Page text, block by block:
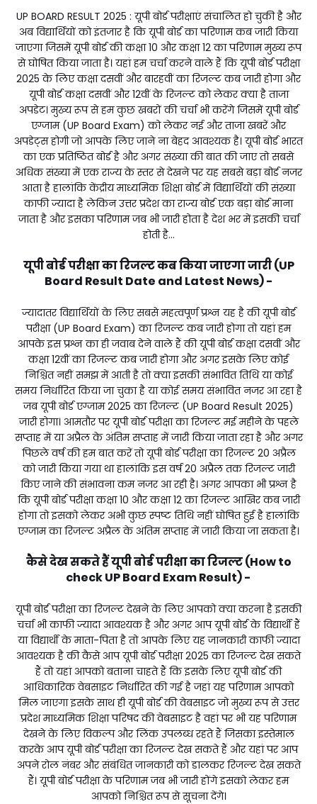
UP BOARD RESULT 2025 : यूपी बोर्ड परीक्षाएं संचालित हो चुकी है और
अब विद्यार्थियों को इंतजार है कि यूपी बोर्ड का परिणाम कब जारी किया
जाएगा जिसमें यूपी बोर्ड की कक्षा 10 और कक्षा 12 का परिणाम मुख्य रूप
से घोषित किया जाता है। यहां हम चर्चा करने वाले हैं कि यूपी बोर्ड परीक्षा
2025 के लिए कक्षा दसवीं और बारहवीं का रिजल्ट कब जारी होगा और
यूपी बोर्ड कक्षा दसवीं और 12वीं के रिजल्ट को लेकर क्या है ताजा
अपडेट। मुख्य रूप से हम कुछ खबरों की चर्चा भी करेंगे जिसमें यूपी बोर्ड
एग्जाम (UP Board Exam) को लेकर नई और ताजा खबरें और
अपडेट्स होगी जो आपके लिए जाने ना बेहद आवश्यक है। यूपी बोर्ड भारत
का एक प्रतिष्ठित बोर्ड है और अगर संख्या की बात की जाए तो सबसे
अधिक संख्या में एक राज्य के स्तर से देखने पर यह सबसे बड़ा बोर्ड नजर
आता है हालांकि केंद्रीय माध्यमिक शिक्षा बोर्ड में विद्यार्थियों की संख्या
काफी ज्यादा है लेकिन उत्तर प्रदेश का राज्य बोर्ड एक बड़ा बोर्ड माना
जाता है और इसका परिणाम जब भी जारी होता है देश भर में इसकी चर्चा
होती है...
यूपी बोर्ड परीक्षा का रिजल्ट कब किया जाएगा जारी (UP
Board Result Date and Latest News) -
ज्यादातर विद्यार्थियों के लिए सबसे महत्वपूर्ण प्रश्न यह है की यूपी बोर्ड
परीक्षा (UP Board Exam) का रिजल्ट कब जारी होगा तो यहां हम
आपके इस प्रश्न का ही जवाब देने वाले हैं की यूपी बोर्ड कक्षा दसवीं और
कक्षा 12वीं का रिजल्ट कब जारी होगा और अगर इसके लिए कोई
निश्चित नहीं समझ में आती है तो क्या इसकी संभावित तिथि या कोई
समय निर्धारित किया जा चुका है या कोई समय संभावित नजर आ रहा है
जब यूपी बोर्ड एग्जाम 2025 का रिजल्ट (UP Board Result 2025)
जारी होगा। आमतौर पर यूपी बोर्ड परीक्षा का रिजल्ट मई महीने के पहले
सप्ताह में या अप्रैल के अंतिम सप्ताह में जारी किया जाता रहा है और अगर
पिछले वर्ष की हम बात करें तो यूपी बोर्ड परीक्षा का रिजल्ट 20 अप्रैल
को जारी किया गया था हालांकि इस वर्ष 20 अप्रैल तक रिजल्ट जारी
किए जाने की संभावना कम नजर आ रही है। अगर आपका भी प्रश्न है
कि यूपी बोर्ड परीक्षा कक्षा 10 और कक्षा 12 का रिजल्ट आखिर कब जारी
होगा तो इसको लेकर अभी कुछ स्पष्ट तिथि नहीं घोषित हुई है हालांकि
एग्जाम का रिजल्ट अप्रैल के अंतिम सप्ताह में जारी किया जा सकता है।
कैसे देख सकते हैं यूपी बोर्ड परीक्षा का रिजल्ट (How to
check UP Board Exam Result) -
यूपी बोर्ड परीक्षा का रिजल्ट देखने के लिए आपको क्या करना है इसकी
चर्चा भी काफी ज्यादा आवश्यक है और अगर आप यूपी बोर्ड के विद्यार्थी हैं
या विद्यार्थी के माता-पिता है तो आपके लिए यह जानकारी काफी ज्यादा
आवश्यक है की कैसे आप यूपी बोर्ड परीक्षा 2025 का रिजल्ट देख सकते
हैं तो यहां आपको बताना चाहते हैं कि इसके लिए यूपी बोर्ड की
आधिकारिक वेबसाइट निर्धारित की गई है जहां यह परिणाम आपको
मिल जाएगा इसके साथ ही यूपी बोर्ड की वेबसाइट जो मुख्य रूप से उत्तर
प्रदेश माध्यमिक शिक्षा परिषद की वेबसाइट है वहां पर भी यह परिणाम
देखने के लिए विकल्प और लिंक उपलब्ध रहते हैं जिसका इस्तेमाल
करके आप यूपी बोर्ड परीक्षा का रिजल्ट देख सकते हैं और यहां पर आप
अपने रोल नंबर और संबंधित जानकारी को डालकर रिजल्ट देख सकते
हैं। यूपी बोर्ड परीक्षा के परिणाम जब भी जारी होंगे इसको लेकर हम
आपको निश्चित रूप से सूचना देंगे।